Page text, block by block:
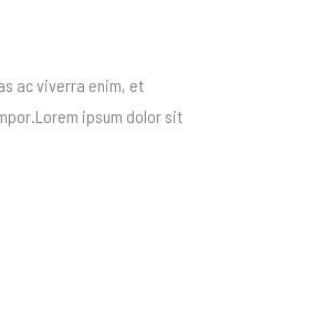
ac viverra enim, et
ipsum dolor sit